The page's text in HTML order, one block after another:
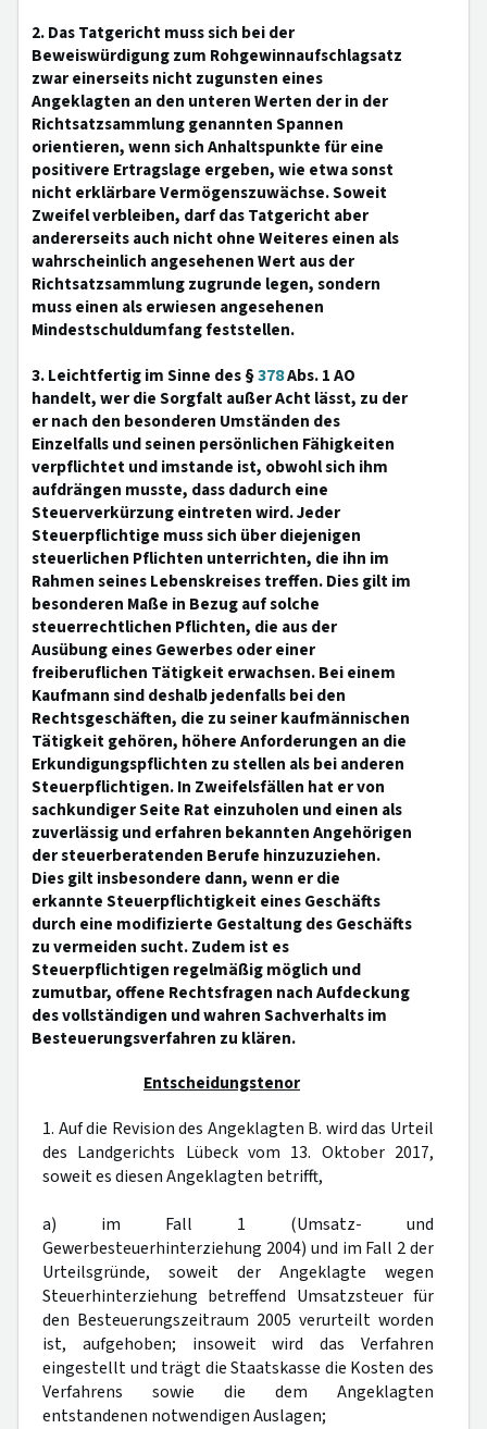
2. Das Tatgericht muss sich bei der
Beweiswürdigung zum Rohgewinnaufschlagsatz
zwar einerseits nicht zugunsten eines
Angeklagten an den unteren Werten der in der
Richtsatzsammlung genannten Spannen
orientieren, wenn sich Anhaltspunkte für eine
positivere Ertragslage ergeben, wie etwa sonst
nicht erklärbare Vermögenszuwächse. Soweit
Zweifel verbleiben, darf das Tatgericht aber
andererseits auch nicht ohne Weiteres einen als
wahrscheinlich angesehenen Wert aus der
Richtsatzsammlung zugrunde legen, sondern
muss einen als erwiesen angesehenen
Mindestschuldumfang feststellen.
3. Leichtfertig im Sinne des §378Abs. 1 AO
handelt, wer die Sorgfalt außer Acht lässt, zu der
er nach den besonderen Umständen des
Einzelfalls und seinen persönlichen Fähigkeiten
verpflichtet und imstande ist, obwohl sich ihm
aufdrängen musste, dass dadurch eine
Steuerverkürzung eintreten wird. Jeder
Steuerpflichtige muss sich über diejenigen
steuerlichen Pflichten unterrichten, die ihn im
Rahmen seines Lebenskreises treffen. Dies gilt im
besonderen Maße in Bezug auf solche
steuerrechtlichen Pflichten, die aus der
Ausübung eines Gewerbes oder einer
freiberuflichen Tätigkeit erwachsen. Bei einem
Kaufmann sind deshalb jedenfalls bei den
Rechtsgeschäften, die zu seiner kaufmännischen
Tätigkeit gehören, höhere Anforderungen an die
Erkundigungspflichten zu stellen als bei anderen
Steuerpflichtigen. In Zweifelsfällen hat er von
sachkundiger Seite Rat einzuholen und einen als
zuverlässig und erfahren bekannten Angehörigen
der steuerberatenden Berufe hinzuzuziehen.
Dies gilt insbesondere dann, wenn er die
erkannte Steuerpflichtigkeit eines Geschäfts
durch eine modifizierte Gestaltung des Geschäfts
zu vermeiden sucht. Zudem ist es
Steuerpflichtigen regelmäßig möglich und
zumutbar, offene Rechtsfragen nach Aufdeckung
des vollständigen und wahren Sachverhalts im
Besteuerungsverfahren zu klären.
Entscheidungstenor
1. Auf die Revision des Angeklagten B. wird das Urteil
des Landgerichts Lübeck vom 13. Oktober 2017,
soweit es diesen Angeklagten betrifft,
a) im Fall 1 (Umsatz- und
Gewerbesteuerhinterziehung 2004) und im Fall 2 der
Urteilsgründe, soweit der Angeklagte wegen
Steuerhinterziehung betreffend Umsatzsteuer für
den Besteuerungszeitraum 2005 verurteilt worden
ist, aufgehoben; insoweit wird das Verfahren
eingestellt und trägt die Staatskasse die Kosten des
Verfahrens sowie die dem Angeklagten
entstandenen notwendigen Auslagen;